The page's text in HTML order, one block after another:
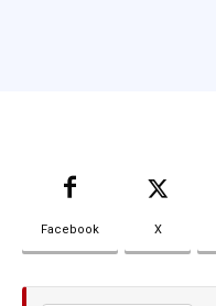
Facebook X